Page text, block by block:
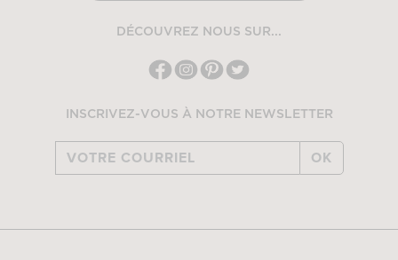
DÉCOUVREZ NOUS SUR...
INSCRIVEZ-VOUS À NOTRE NEWSLETTER
OK